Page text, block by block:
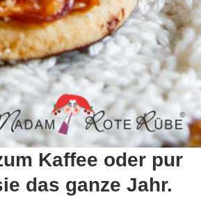
Kaffee oder pur
das ganze Jahr.